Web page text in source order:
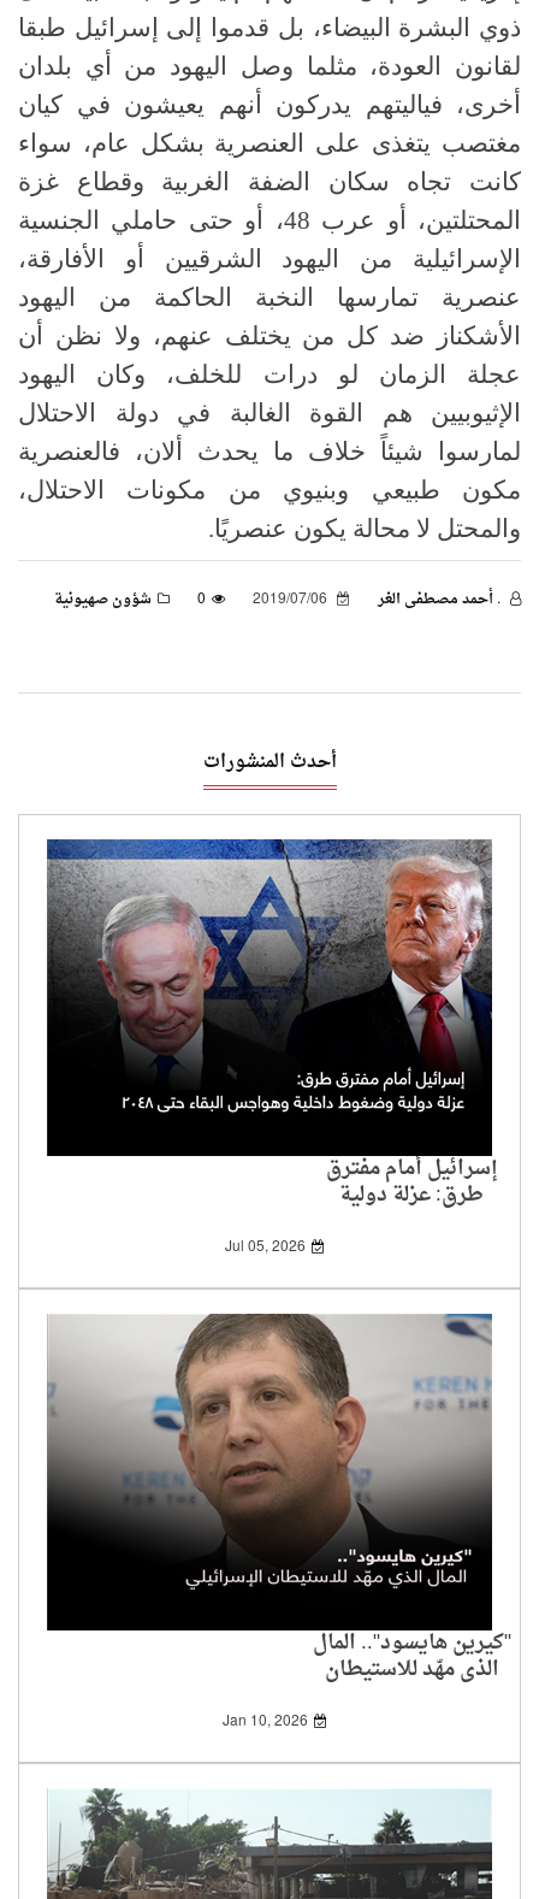
ذوي البشرة البيضاء، بل قدموا إلى إسرائيل طبقا
لقانون العودة، مثلما وصل اليهود من أي بلدان
أخرى، فياليتهم يدركون أنهم يعيشون في كيان
مغتصب يتغذى على العنصرية بشكل عام، سواء
كانت تجاه سكان الضفة الغربية وقطاع غزة
المحتلتين، أو عرب 48، أو حتى حاملي الجنسية
الإسرائيلية من اليهود الشرقيين أو الأفارقة،
عنصرية تمارسها النخبة الحاكمة من اليهود
الأشكناز ضد كل من يختلف عنهم، ولا نظن أن
عجلة الزمان لو درات للخلف، وكان اليهود
الإثيوبيين هم القوة الغالبة في دولة الاحتلال
لمارسوا شيئاً خلاف ما يحدث ألان، فالعنصرية
مكون طبيعي وبنيوي من مكونات الاحتلال،
والمحتل لا محالة يكون عنصريًا.
. أحمد مصطفى الغر 0 شؤون صهيونية
أحدث المنشورات
إسرائيل أمام مفترق
طرق: عزلة دولية
وهواجس البقاء حتى Jul 05, 2026
"كيرين هايسود".. المال
الذي مهّد للاستيطان
Jan 10, 2026